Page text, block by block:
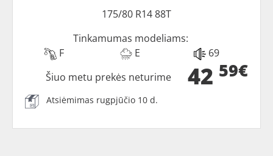
175/80 R14 88T
Tinkamumas modeliams:
F
E 69
42 59€
Šiuo metu prekės neturime
Atsiėmimas rugpjūčio 10 d.